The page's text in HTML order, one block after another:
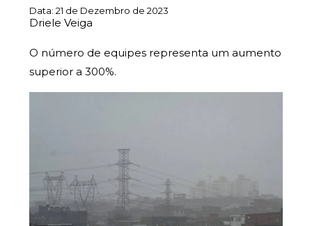
Data: 21 de Dezembro de 2023
Driele Veiga
O número de equipes representa um aumento
superior a 300%.